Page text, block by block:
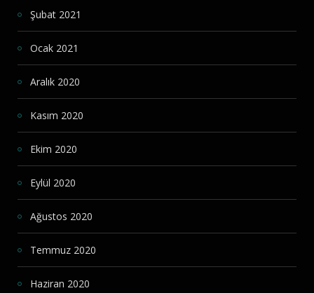
Şubat 2021
Ocak 2021
Aralık 2020
Kasım 2020
Ekim 2020
Eylül 2020
Ağustos 2020
Temmuz 2020
Haziran 2020